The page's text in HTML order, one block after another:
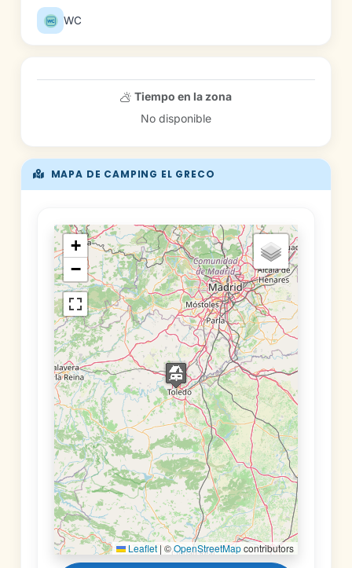
WC
MAPA DE CAMPING EL GRECO
+
−
Leaflet |©OpenStreetMapcontributors
Tiempo en la zona
No disponible